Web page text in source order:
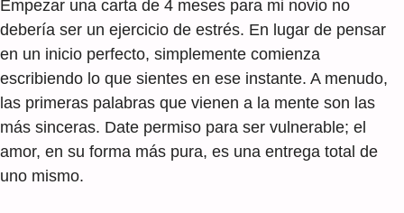
Empezar una carta de 4 meses para mi novio no
debería ser un ejercicio de estrés. En lugar de pensar
en un inicio perfecto, simplemente comienza
escribiendo lo que sientes en ese instante. A menudo,
las primeras palabras que vienen a la mente son las
más sinceras. Date permiso para ser vulnerable; el
amor, en su forma más pura, es una entrega total de
uno mismo.